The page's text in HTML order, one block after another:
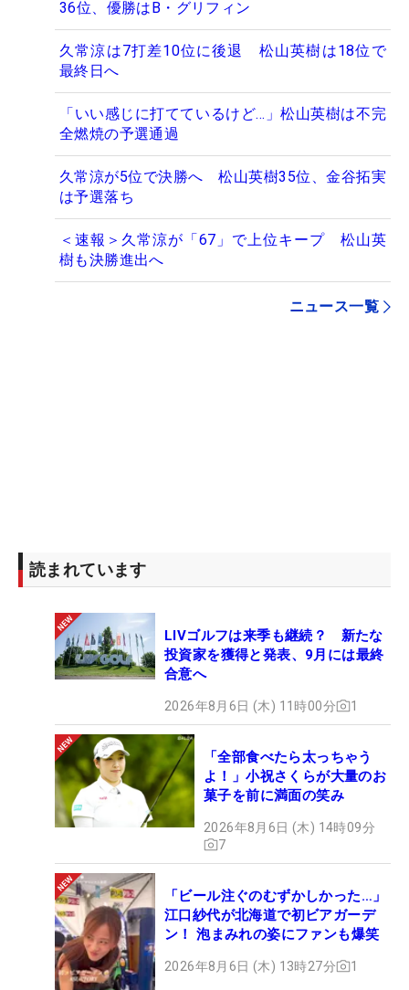
36位、優勝はB・グリフィン
久常涼は7打差10位に後退 松山英樹は18位で
最終日へ
「いい感じに打てているけど…」松山英樹は不完
全燃焼の予選通過
久常涼が5位で決勝へ 松山英樹35位、金谷拓実
は予選落ち
＜速報＞久常涼が「67」で上位キープ 松山英
樹も決勝進出へ
ニュース一覧
読まれています
LIVゴルフは来季も継続？ 新たな
投資家を獲得と発表、9月には最終
合意へ
2026年8月6日 (木) 11時00分 1
「全部食べたら太っちゃう
よ！」小祝さくらが大量のお
菓子を前に満面の笑み
2026年8月6日 (木) 14時09分
7
「ビール注ぐのむずかしかった…」
江口紗代が北海道で初ビアガーデ
ン！ 泡まみれの姿にファンも爆笑
2026年8月6日 (木) 13時27分 1